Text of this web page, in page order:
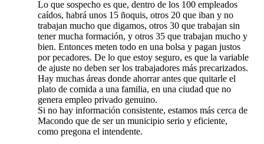
Lo que sospecho es que, dentro de los 100 empleados
caídos, habrá unos 15 ñoquis, otros 20 que iban y no
trabajan mucho que digamos, otros 30 que trabajan sin
tener mucha formación, y otros 35 que trabajan mucho y
bien. Entonces meten todo en una bolsa y pagan justos
por pecadores. De lo que estoy seguro, es que la variable
de ajuste no deben ser los trabajadores más precarizados.
Hay muchas áreas donde ahorrar antes que quitarle el
plato de comida a una familia, en una ciudad que no
genera empleo privado genuino.
Si no hay información consistente, estamos más cerca de
Macondo que de ser un municipio serio y eficiente,
como pregona el intendente.